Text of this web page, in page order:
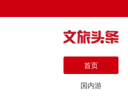
首页
国内游